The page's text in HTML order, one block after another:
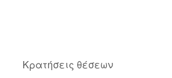
Κρατήσεις θέσεων